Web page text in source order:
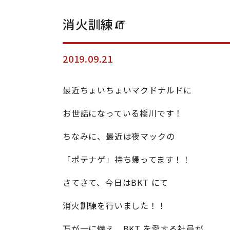
消火訓練🧯
2019.09.21
最近ちょいちょいマクドナルドに
お世話になっている橋川です！
ちなみに、最近は夜マックの
「ポテナゲ」持ち帰ってます！！
さてさて、今日はBKT にて
消火訓練を行いました！！